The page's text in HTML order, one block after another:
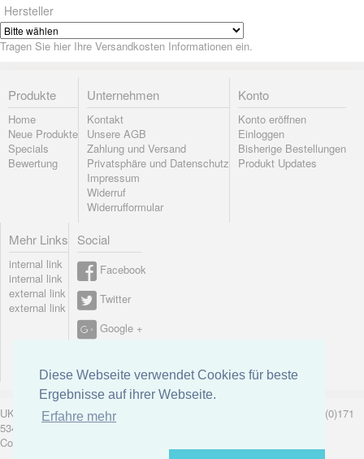
Diese Webseite verwendet Cookies für beste
Ergebnisse auf ihrer Webseite.
Erfahre mehr
Hersteller
Tragen Sie hier Ihre Versandkosten Informationen ein.
Produkte
Home
Neue Produkte
Specials
Bewertung
Unternehmen
Kontakt
Unsere AGB
Zahlung und Versand
Privatsphäre und Datenschutz
Impressum
Widerruf
Widerrufformular
Konto
Konto eröffnen
Einloggen
Bisherige Bestellungen
Produkt Updates
Mehr Links
internal link
internal link
external link
external link
Social
Facebook
Twitter
Google +
UK-electronic Jonas Lauer Ringstrasse 8 66894 Krähenberg Tel. +49 (0)171
5347831
Copyright © 2026